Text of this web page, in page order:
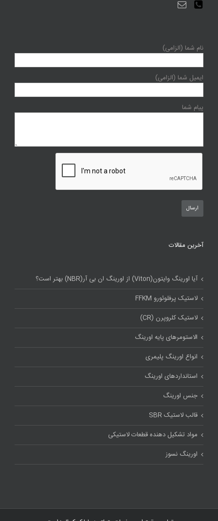
نام شما (الزامی)
ایمیل شما (الزامی)
پیام شما
آخرین مقالات
آیا اورینگ وایتون(Viton) از اورینگ ان بی آر(NBR) بهتر است؟
لاستیک پرفلوئورو FFKM
لاستیک کلروپرن (CR)
الاستومرهای پایه اورینگ
انواع اورینگ پلیمری
استاندارد‌های اورینگ
جنس اورینگ
قالب لاستیک SBR
مواد تشکیل دهنده قطعات لاستیکی
اورینگ نسوز